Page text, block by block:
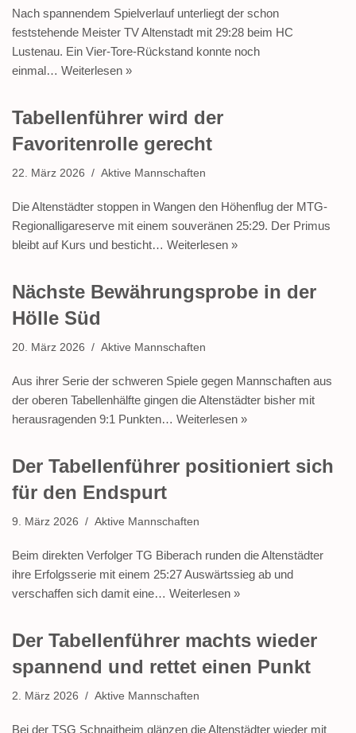
Nach spannendem Spielverlauf unterliegt der schon
feststehende Meister TV Altenstadt mit 29:28 beim HC
Lustenau. Ein Vier-Tore-Rückstand konnte noch
einmal… Weiterlesen »
Tabellenführer wird der
Favoritenrolle gerecht
22. März 2026 Aktive Mannschaften
Die Altenstädter stoppen in Wangen den Höhenflug der MTG-
Regionalligareserve mit einem souveränen 25:29. Der Primus
bleibt auf Kurs und besticht… Weiterlesen »
Nächste Bewährungsprobe in der
Hölle Süd
20. März 2026 Aktive Mannschaften
Aus ihrer Serie der schweren Spiele gegen Mannschaften aus
der oberen Tabellenhälfte gingen die Altenstädter bisher mit
herausragenden 9:1 Punkten… Weiterlesen »
Der Tabellenführer positioniert sich
für den Endspurt
9. März 2026 Aktive Mannschaften
Beim direkten Verfolger TG Biberach runden die Altenstädter
ihre Erfolgsserie mit einem 25:27 Auswärtssieg ab und
verschaffen sich damit eine… Weiterlesen »
Der Tabellenführer machts wieder
spannend und rettet einen Punkt
2. März 2026 Aktive Mannschaften
Bei der TSG Schnaitheim glänzen die Altenstädter wieder mit